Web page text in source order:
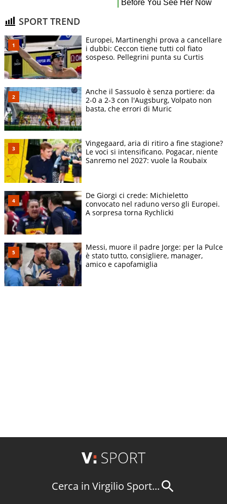
SPORT TREND
Europei, Martinenghi prova a cancellare
i dubbi: Ceccon tiene tutti col fiato
sospeso. Pellegrini punta su Curtis
Anche il Sassuolo è senza portiere: da
2-0 a 2-3 con l'Augsburg, Volpato non
basta, che errori di Muric
Vingegaard, aria di ritiro a fine stagione?
Le voci si intensificano. Pogacar, niente
Sanremo nel 2027: vuole la Roubaix
De Giorgi ci crede: Michieletto
convocato nel raduno verso gli Europei.
A sorpresa torna Rychlicki
Messi, muore il padre Jorge: per la Pulce
è stato tutto, consigliere, manager,
amico e capofamiglia
Cerca in Virgilio Sport...